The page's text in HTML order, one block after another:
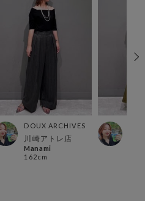
DOUX ARCHIVES
川崎アトレ店
Manami
162cm